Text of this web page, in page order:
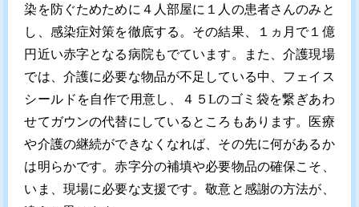
染を防ぐためために４人部屋に１人の患者さんのみと
し、感染症対策を徹底する。その結果、１ヵ月で１億
円近い赤字となる病院もでています。また、介護現場
では、介護に必要な物品が不足している中、フェイス
シールドを自作で用意し、４５Lのゴミ袋を繋ぎあわ
せてガウンの代替にしているところもあります。医療
や介護の継続ができなくなれば、その先に何があるか
は明らかです。赤字分の補填や必要物品の確保こそ、
いま、現場に必要な支援です。敬意と感謝の方法が、